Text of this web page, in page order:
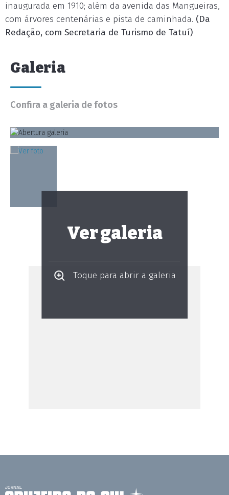
inaugurada em 1910; além da avenida das Mangueiras,
com árvores centenárias e pista de caminhada. (Da
Redação, com Secretaria de Turismo de Tatuí)
Galeria
Confira a galeria de fotos
Ver galeria
Toque para abrir a galeria